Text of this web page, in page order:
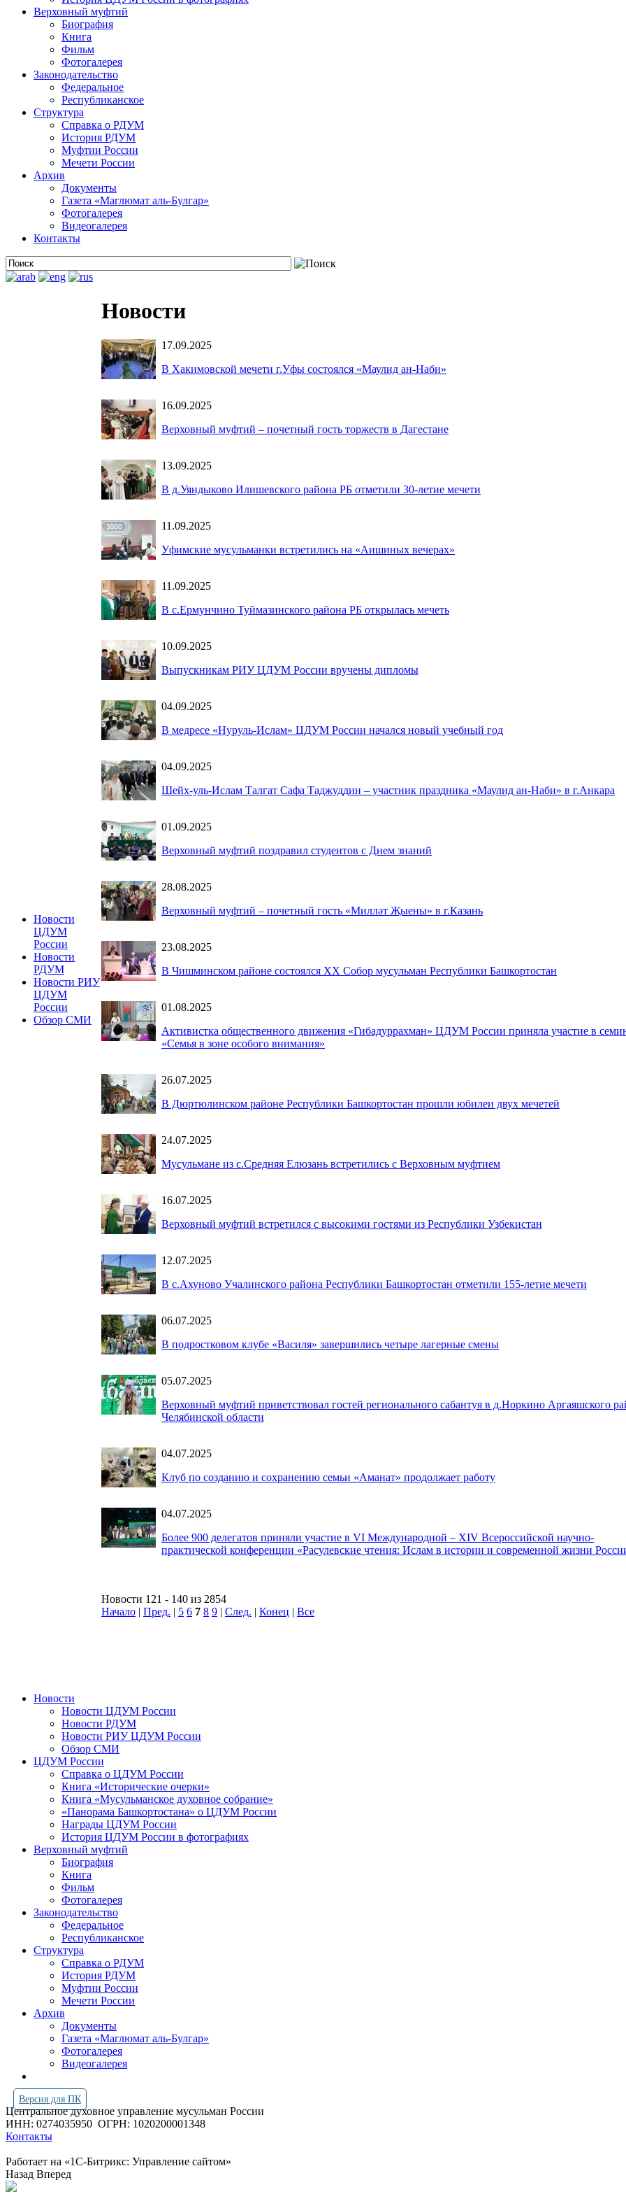
Верховный муфтий
Биография
Книга
Фильм
Фотогалерея
Законодательство
Федеральное
Республиканское
Структура
Справка о РДУМ
История РДУМ
Муфтии России
Мечети России
Архив
Документы
Газета «Маглюмат аль-Булгар»
Фотогалерея
Видеогалерея
Контакты
Новости
ЦДУМ
России
Новости
РДУМ
Новости РИУ
ЦДУМ
России
Обзор СМИ
Новости
17.09.2025
В Хакимовской мечети г.Уфы состоялся «Маулид ан-Наби»
16.09.2025
Верховный муфтий – почетный гость торжеств в Дагестане
13.09.2025
В д.Уяндыково Илишевского района РБ отметили 30-летие мечети
11.09.2025
Уфимские мусульманки встретились на «Аишиных вечерах»
11.09.2025
В с.Ермунчино Туймазинского района РБ открылась мечеть
10.09.2025
Выпускникам РИУ ЦДУМ России вручены дипломы
04.09.2025
В медресе «Нуруль-Ислам» ЦДУМ России начался новый учебный год
04.09.2025
Шейх-уль-Ислам Талгат Сафа Таджуддин – участник праздника «Маулид ан-Наби» в г.Анкара
01.09.2025
Верховный муфтий поздравил студентов с Днем знаний
28.08.2025
Верховный муфтий – почетный гость «Милләт Җыены» в г.Казань
23.08.2025
В Чишминском районе состоялся XX Собор мусульман Республики Башкортостан
01.08.2025
Активистка общественного движения «Гибадуррахман» ЦДУМ России приняла участие в
«Семья в зоне особого внимания»
26.07.2025
В Дюртюлинском районе Республики Башкортостан прошли юбилеи двух мечетей
24.07.2025
Мусульмане из с.Средняя Елюзань встретились с Верховным муфтием
16.07.2025
Верховный муфтий встретился с высокими гостями из Республики Узбекистан
12.07.2025
В с.Ахуново Учалинского района Республики Башкортостан отметили 155-летие мечети
06.07.2025
В подростковом клубе «Василя» завершились четыре лагерные смены
05.07.2025
Верховный муфтий приветствовал гостей регионального сабантуя в д.Норкино Аргаяшского
Челябинской области
04.07.2025
Клуб по созданию и сохранению семьи «Аманат» продолжает работу
04.07.2025
Более 900 делегатов приняли участие в VI Международной – ХIV Всероссийской научно-
практической конференции «Расулевские чтения: Ислам в истории и современной жизни
Новости 121 - 140 из 2854
Начало | Пред. | 5 6 7 8 9 | След. | Конец | Все
Новости
Новости ЦДУМ России
Новости РДУМ
Новости РИУ ЦДУМ России
Обзор СМИ
ЦДУМ России
Справка о ЦДУМ России
Книга «Исторические очерки»
Книга «Мусульманское духовное собрание»
«Панорама Башкортостана» о ЦДУМ России
Награды ЦДУМ России
История ЦДУМ России в фотографиях
Верховный муфтий
Биография
Книга
Фильм
Фотогалерея
Законодательство
Федеральное
Республиканское
Структура
Справка о РДУМ
История РДУМ
Муфтии России
Мечети России
Архив
Документы
Газета «Маглюмат аль-Булгар»
Фотогалерея
Видеогалерея
Версия для ПК
Центральное духовное управление мусульман России
ИНН: 0274035950 ОГРН: 1020200001348
Контакты
Работает на «1С-Битрикс: Управление сайтом»
Назад Вперед